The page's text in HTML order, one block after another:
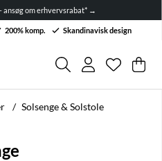
ansøg om erhvervsrabat* →
200% komp. Skandinavisk design
Antal på
. .
Solsenge & Solstole